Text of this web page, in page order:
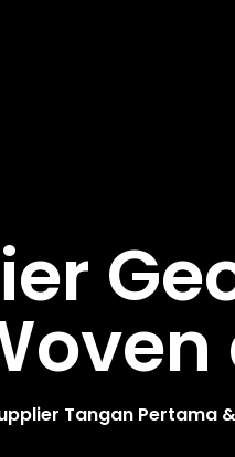
Tangan Pertama